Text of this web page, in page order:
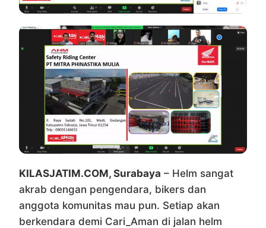
KILASJATIM.COM, Surabaya – Helm sangat
akrab dengan pengendara, bikers dan
anggota komunitas mau pun. Setiap akan
berkendara demi Cari_Aman di jalan helm